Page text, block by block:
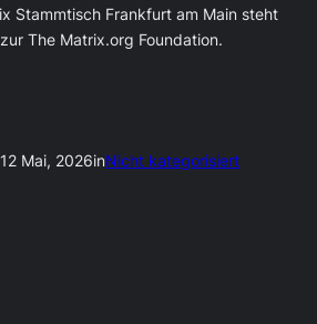
Stammtisch Frankfurt am Main steht
The Matrix.org Foundation.
12 Mai, 2026inNicht kategorisiert